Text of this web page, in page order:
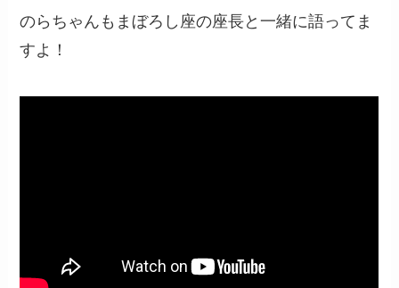
のらちゃんもまぼろし座の座長と一緒に語ってま
すよ！